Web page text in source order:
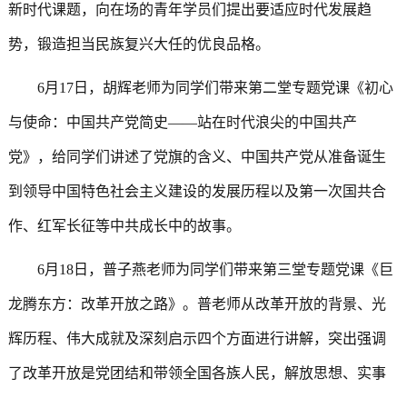
新时代课题，向在场的青年学员们提出要适应时代发展趋
势，锻造担当民族复兴大任的优良品格。
6月17日，胡辉老师为同学们带来第二堂专题党课《初心
与使命：中国共产党简史——站在时代浪尖的中国共产
党》，给同学们讲述了党旗的含义、中国共产党从准备诞生
到领导中国特色社会主义建设的发展历程以及第一次国共合
作、红军长征等中共成长中的故事。
6月18日，普子燕老师为同学们带来第三堂专题党课《巨
龙腾东方：改革开放之路》。普老师从改革开放的背景、光
辉历程、伟大成就及深刻启示四个方面进行讲解，突出强调
了改革开放是党团结和带领全国各族人民，解放思想、实事